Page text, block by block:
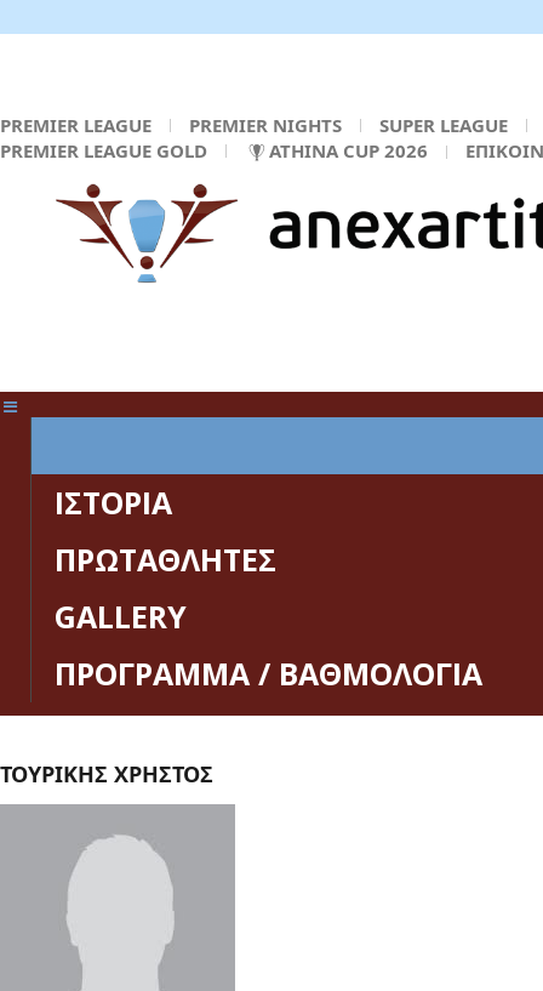
PREMIER LEAGUE PREMIER NIGHTS
SUPER LEAGUE
PREMIER LEAGUE GOLD
ATHINA CUP 2026
ΙΣΤΟΡΙΑ
ΠΡΩΤΑΘΛΗΤΕΣ
GALLERY
ΠΡΟΓΡΑΜΜΑ / ΒΑΘΜΟΛΟΓΙΑ
ΤΟΥΡΙΚΗΣ ΧΡΗΣΤΟΣ